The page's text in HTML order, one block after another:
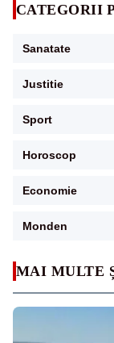
MAI MULTE
CATEGORII
Sanatate
Justitie
Sport
Horoscop
Economie
Monden